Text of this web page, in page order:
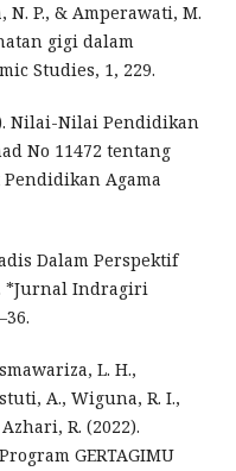
N. P., & Amperawati, M.
gigi dalam
Studies, 1, 229.
Nilai-Nilai Pendidikan
No 11472 tentang
Agama
Dalam Perspektif
*Jurnal Indragiri
L. H.,
A., Wiguna, R. I.,
R. (2022).
GERTAGIMU